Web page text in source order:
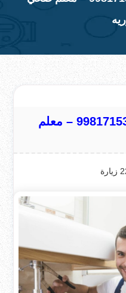
فني صحي المنصوريه – 99817153 – معلم
زيارة